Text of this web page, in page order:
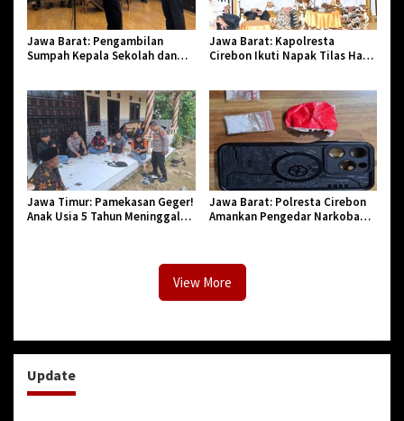
Jawa Barat: Pengambilan
Sumpah Kepala Sekolah dan
Pendidikan dan Birokrasi
Jawa Barat: Kapolresta
Cirebon Ikuti Napak Tilas Hari
Jawa Timur: Pamekasan Geger!
Anak Usia 5 Tahun Meninggal
Jawa Barat: Polresta Cirebon
Amankan Pengedar Narkoba
View More
Update